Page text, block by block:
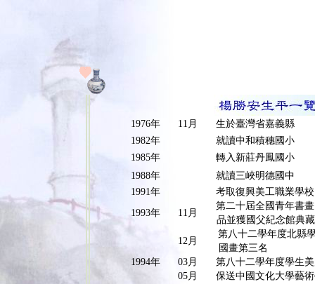
1976年 11 月
生於臺灣省嘉義縣
1982年
就讀中和積穗國小
1985年
轉入新莊丹鳳國小
1988年
就讀三峽明德國中
1991年
考取復興美工職業學校
1993年 11 月
第二十屆全國青年書
品並獲國父紀念館典藏
12月
第八十二學年度北縣
國畫第三名
1994年 03月
第八十二學年度學生
05月
保送中國文化大學藝